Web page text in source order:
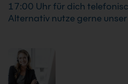
17:00 Uhr für dich
Alternativ nutze gerne